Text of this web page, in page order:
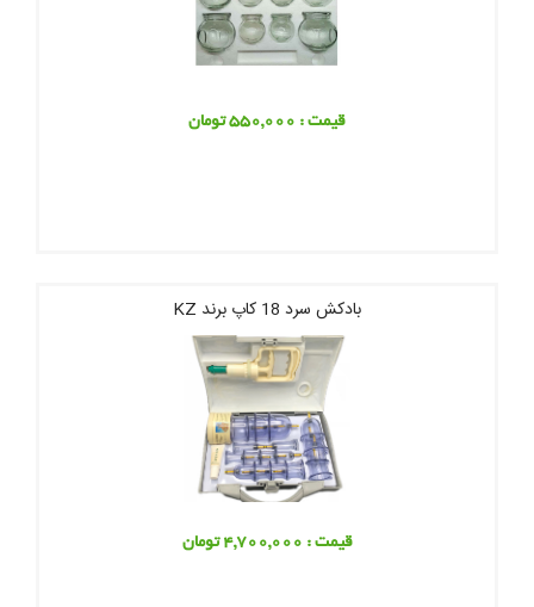
قیمت : 550,000 تومان
بادکش سرد 18 کاپ برند KZ
قیمت : 4,700,000 تومان